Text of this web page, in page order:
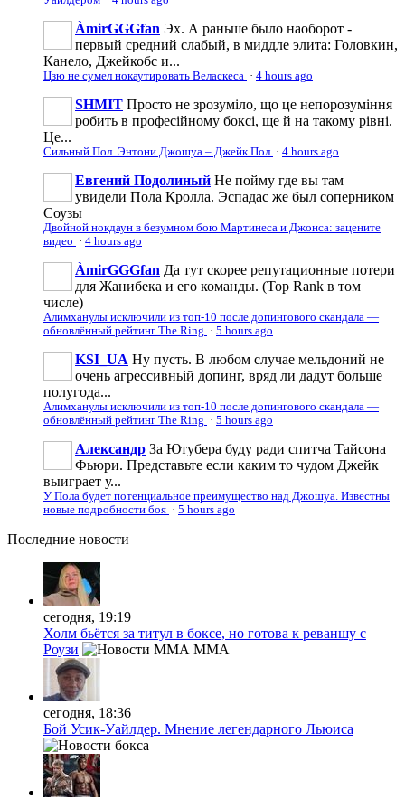
ÀmirGGGfan Эх. А раньше было наоборот -
первый средний слабый, в миддле элита: Головкин,
Канело, Джейкобс и...
Цзю не сумел нокаутировать Веласкеса · 4 hours ago
SHMIT Просто не зрозуміло, що це непорозуміння
робить в професійному боксі, ще й на такому рівні.
Це...
Сильный Пол. Энтони Джошуа – Джейк Пол · 4 hours ago
Евгений Подолиный Не пойму где вы там
увидели Пола Кролла. Эспадас же был соперником
Соузы
Двойной нокдаун в безумном бою Мартинеса и Джонса: зацените
видео · 4 hours ago
ÀmirGGGfan Да тут скорее репутационные потери
для Жанибека и его команды. (Top Rank в том
числе)
Алимханулы исключили из топ-10 после допингового скандала —
обновлённый рейтинг The Ring · 5 hours ago
KSI_UA Ну пусть. В любом случае мельдоний не
очень агрессивньій допинг, вряд ли дадут больше
полугода...
Алимханулы исключили из топ-10 после допингового скандала —
обновлённый рейтинг The Ring · 5 hours ago
Александр За Ютубера буду ради спитча Тайсона
Фьюри. Представьте если каким то чудом Джейк
выиграет у...
У Пола будет потенциальное преимущество над Джошуа. Известны
новые подробности боя · 5 hours ago
Последние новости
сегодня, 19:19
Холм бьётся за титул в боксе, но готова к реваншу с
Роузи
MMA
сегодня, 18:36
Бой Усик-Уайлдер. Мнение легендарного Льюиса